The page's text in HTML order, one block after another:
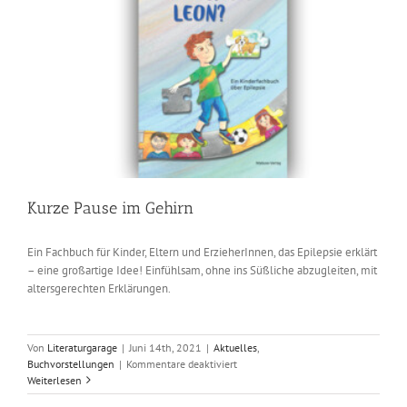
Kurze Pause im Gehirn
Ein Fachbuch für Kinder, Eltern und ErzieherInnen, das Epilepsie erklärt
– eine großartige Idee! Einfühlsam, ohne ins Süßliche abzugleiten, mit
altersgerechten Erklärungen.
Von Literaturgarage | Juni 14th, 2021 | Aktuelles
Buchvorstellungen | Kommentare deaktiviertfür
Pause
Weiterlesen